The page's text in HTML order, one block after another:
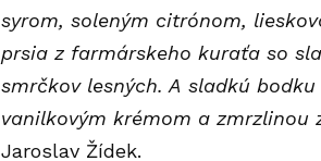
syrom, soleným citrónom,
prsia z farmárskeho kuraťa so
smrčkov lesných. A sladkú
vanilkovým krémom a zmrzlinou
Jaroslav Žídek.